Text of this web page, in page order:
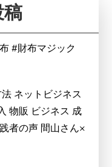
代
の
の
架
け
#財布マジック
ネットビジネス
物販 ビジネス 成
者の声 間山さん×